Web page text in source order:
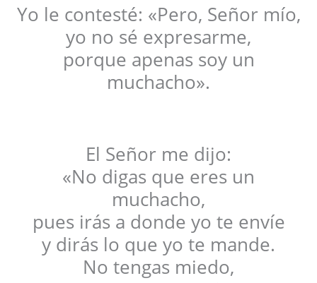
Yo le contesté: «Pero, Señor mío,
yo no sé expresarme,
porque apenas soy un
muchacho».
El Señor me dijo:
«No digas que eres un
muchacho,
pues irás a donde yo te envíe
y dirás lo que yo te mande.
No tengas miedo,